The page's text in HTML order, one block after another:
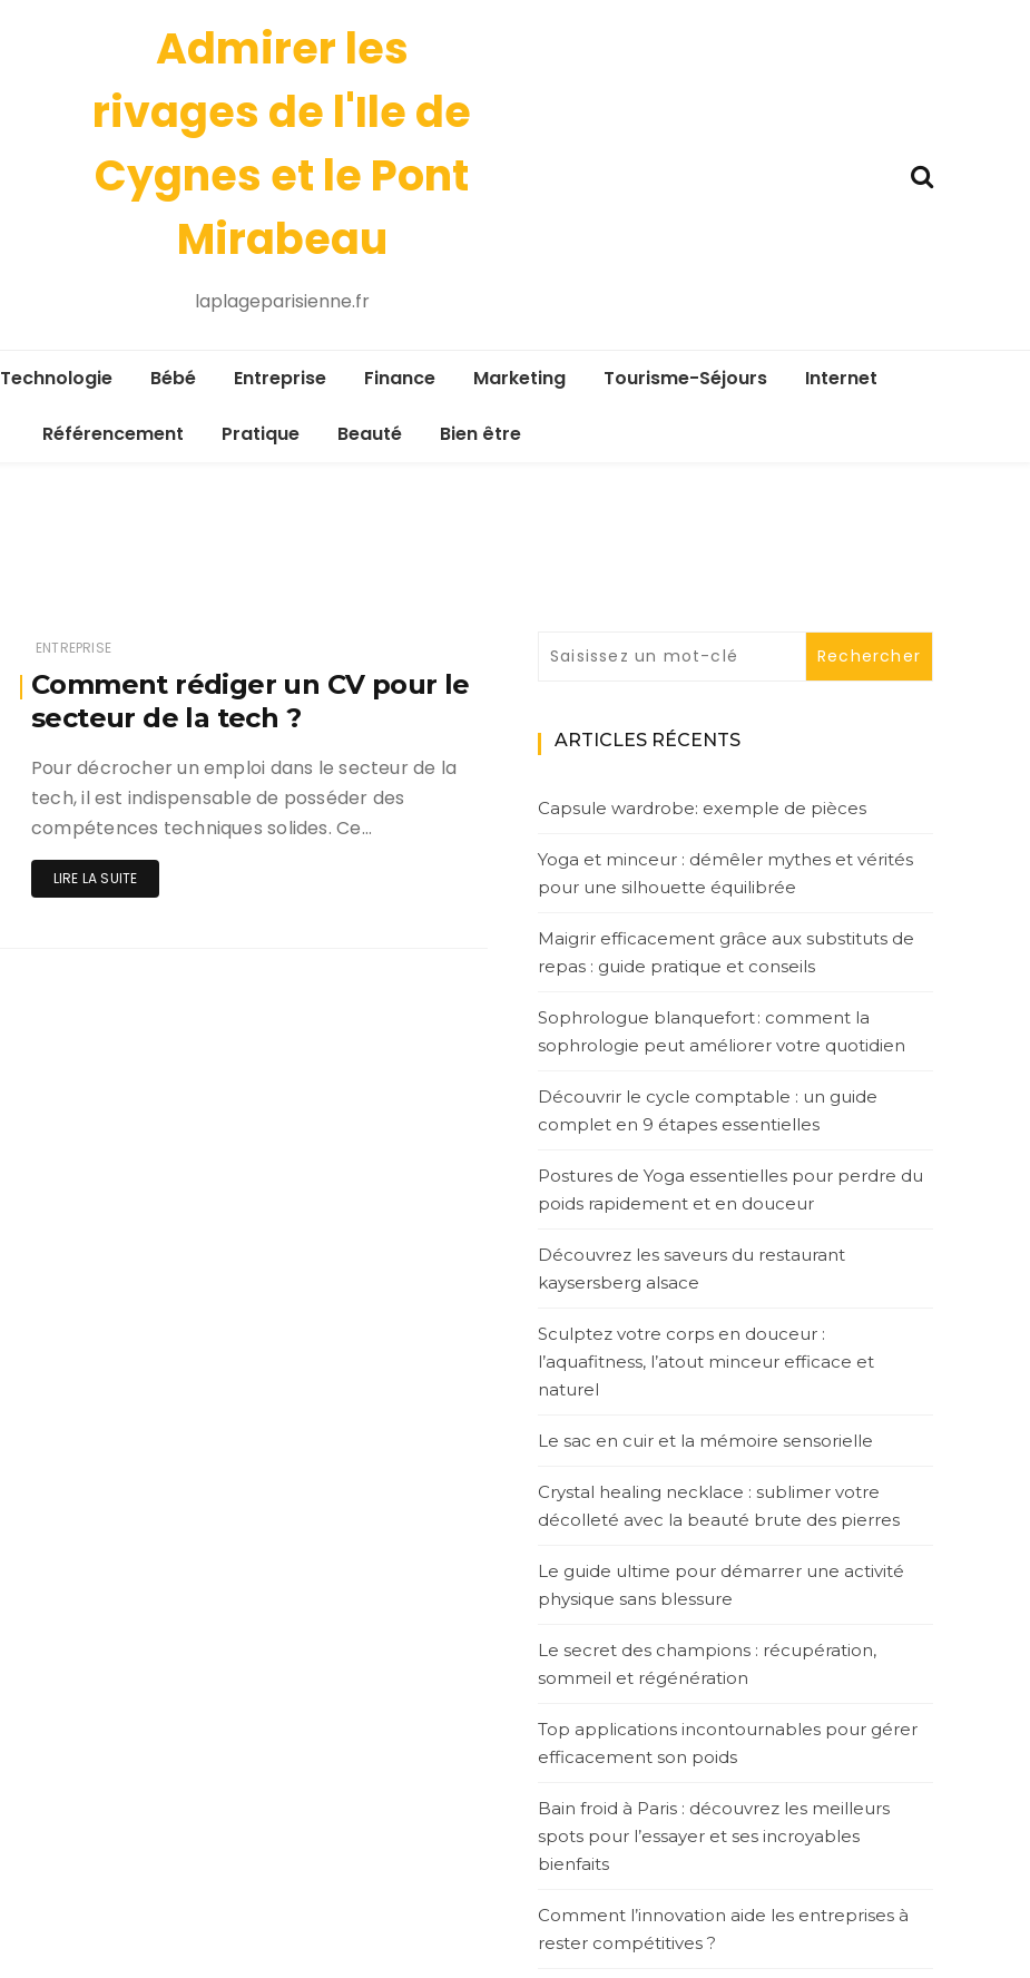
Admirer les
rivages de l'Ile de
Cygnes et le Pont
Mirabeau
laplageparisienne.fr
Technologie Bébé Entreprise Finance Marketing Tourisme-Séjours Internet
Référencement Pratique Beauté Bien être
ENTREPRISE
Comment rédiger un CV pour le
secteur de la tech ?
Pour décrocher un emploi dans le secteur de la
tech, il est indispensable de posséder des
compétences techniques solides. Ce…
LIRE LA SUITE
ARTICLES RÉCENTS
Capsule wardrobe: exemple de pièces
Yoga et minceur : démêler mythes et vérités
pour une silhouette équilibrée
Maigrir efficacement grâce aux substituts de
repas : guide pratique et conseils
Sophrologue blanquefort : comment la
sophrologie peut améliorer votre quotidien
Découvrir le cycle comptable : un guide
complet en 9 étapes essentielles
Postures de Yoga essentielles pour perdre du
poids rapidement et en douceur
Découvrez les saveurs du restaurant
kaysersberg alsace
Sculptez votre corps en douceur :
l’aquafitness, l’atout minceur efficace et
naturel
Le sac en cuir et la mémoire sensorielle
Crystal healing necklace : sublimer votre
décolleté avec la beauté brute des pierres
Le guide ultime pour démarrer une activité
physique sans blessure
Le secret des champions : récupération,
sommeil et régénération
Top applications incontournables pour gérer
efficacement son poids
Bain froid à Paris : découvrez les meilleurs
spots pour l’essayer et ses incroyables
bienfaits
Comment l’innovation aide les entreprises à
rester compétitives ?